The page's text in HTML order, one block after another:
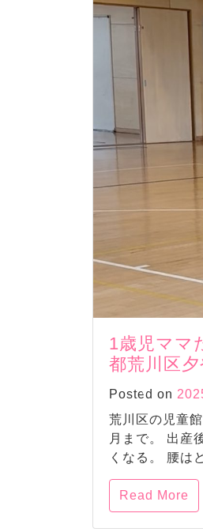
1歳児ママ
都荒川区
Posted on
荒川区の児童
月まで。 出産
くなる。 腰は
Read More